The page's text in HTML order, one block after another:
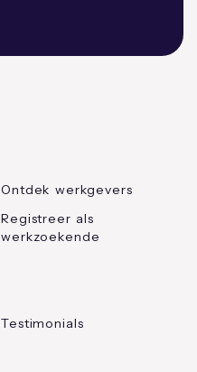
Ontdek werkgevers
Registreer als
werkzoekende
Testimonials